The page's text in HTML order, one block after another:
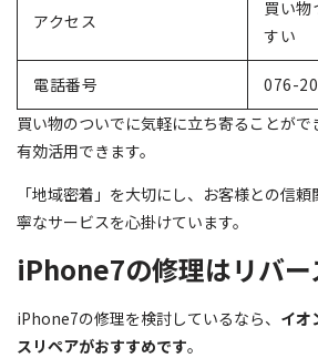
アクセス
買い物
すい
電話番号
076-
買い物のついでに気軽に立ち寄ることがで
有効活用できます。
「地域密着」を大切にし、お客様との信
寧なサービスを心掛けています。
iPhone7の修理はリバー
iPhone7の修理を検討しているなら、 イオ
スリペアがおすすめです。